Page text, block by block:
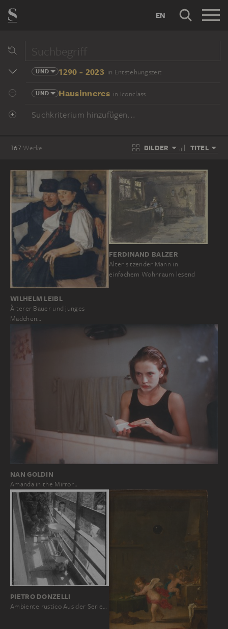
EN
UND 1290 - 2023 in Entstehungszeit
UND Hausinneres in Iconclass
Suchkriterium hinzufügen...
167 Werke BILDER TITEL
WILHELM LEIBL
Älterer Bauer und junges
Mädchen…
FERDINAND BALZER
Alter sitzender Mann in
einfachem Wohnraum lesend
NAN GOLDIN
Amanda in the Mirror…
PIETRO DONZELLI
Ambiente rustico Aus der Serie…